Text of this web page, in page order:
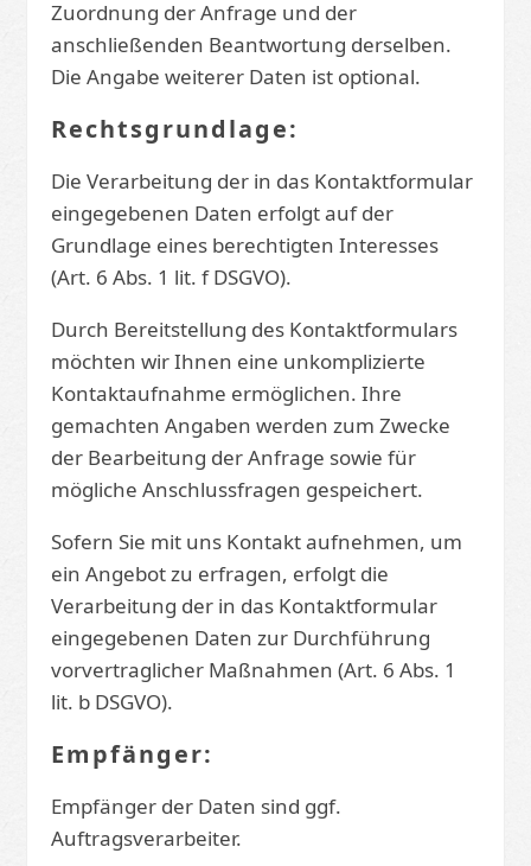
Zuordnung der Anfrage und der
anschließenden Beantwortung derselben.
Die Angabe weiterer Daten ist optional.
Rechtsgrundlage:
Die Verarbeitung der in das Kontaktformular
eingegebenen Daten erfolgt auf der
Grundlage eines berechtigten Interesses
(Art. 6 Abs. 1 lit. f DSGVO).
Durch Bereitstellung des Kontaktformulars
möchten wir Ihnen eine unkomplizierte
Kontaktaufnahme ermöglichen. Ihre
gemachten Angaben werden zum Zwecke
der Bearbeitung der Anfrage sowie für
mögliche Anschlussfragen gespeichert.
Sofern Sie mit uns Kontakt aufnehmen, um
ein Angebot zu erfragen, erfolgt die
Verarbeitung der in das Kontaktformular
eingegebenen Daten zur Durchführung
vorvertraglicher Maßnahmen (Art. 6 Abs. 1
lit. b DSGVO).
Empfänger:
Empfänger der Daten sind ggf.
Auftragsverarbeiter.